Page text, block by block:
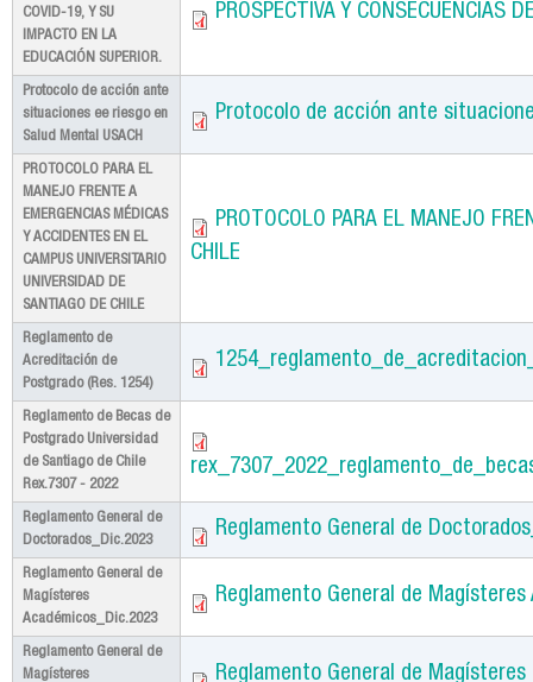
COVID-19, Y SU
IMPACTO EN LA
EDUCACIÓN SUPERIOR.
PROSPECTIVA Y CONSECUENCIAS
Protocolo de acción ante
situaciones ee riesgo en
Salud Mental USACH
Protocolo de acción ante
PROTOCOLO PARA EL
MANEJO FRENTE A
EMERGENCIAS MÉDICAS
Y ACCIDENTES EN EL
CAMPUS UNIVERSITARIO
UNIVERSIDAD DE
SANTIAGO DE CHILE
PROTOCOLO PARA EL MANEJO
CHILE
Reglamento de
Acreditación de
Postgrado (Res. 1254)
Reglamento de Becas de
Postgrado Universidad
de Santiago de Chile
Rex.7307 - 2022
Reglamento General de
Doctorados_Dic.2023
Reglamento General de
Reglamento General de
Magísteres
Académicos_Dic.2023
Reglamento General de
Reglamento General de
Magísteres
Reglamento General de